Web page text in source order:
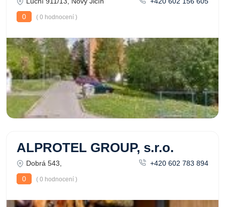
0
( 0 hodnocení )
ALPROTEL GROUP, s.r.o.
Dobrá 543,
+420 602 783 894
0
( 0 hodnocení )